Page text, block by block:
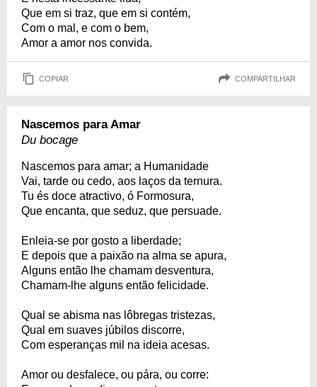
Que em si traz, que em si contém,
Com o mal, e com o bem,
Amor a amor nos convida.
COPIAR COMPARTILHAR
Nascemos para Amar
Du bocage
Nascemos para amar; a Humanidade
Vai, tarde ou cedo, aos laços da ternura.
Tu és doce atractivo, ó Formosura,
Que encanta, que seduz, que persuade.
Enleia-se por gosto a liberdade;
E depois que a paixão na alma se apura,
Alguns então lhe chamam desventura,
Chamam-lhe alguns então felicidade.
Qual se abisma nas lôbregas tristezas,
Qual em suaves júbilos discorre,
Com esperanças mil na ideia acesas.
Amor ou desfalece, ou pára, ou corre: